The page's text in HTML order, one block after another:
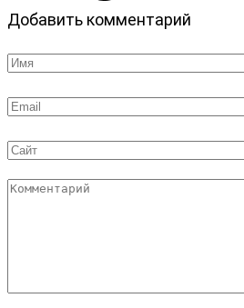
Добавить комментарий
Имя
Email
Сайт
Комментарий